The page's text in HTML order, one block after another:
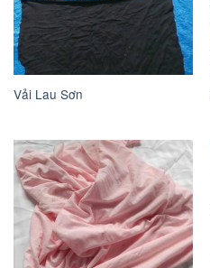
Vải Lau Sơn